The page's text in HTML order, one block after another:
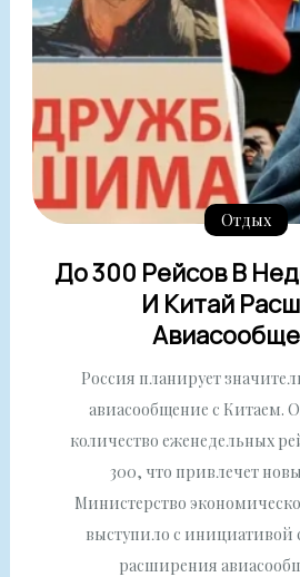
Отдых
До 300 Рейсов В
И Китай
Россия планирует
авиасообщение с Китаем.
количество еженедельных
300, что привлечет
Министерство
выступило с инициативой
расширения